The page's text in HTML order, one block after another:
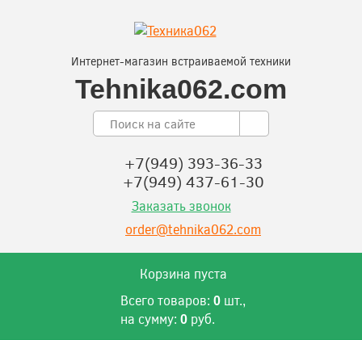
Интернет-магазин встраиваемой техники
Tehnika062.com
+7(949) 393-36-33
+7(949) 437-61-30
Заказать звонок
order@tehnika062.com
Корзина пуста
Всего товаров: 0 шт.,
на сумму: 0 руб.